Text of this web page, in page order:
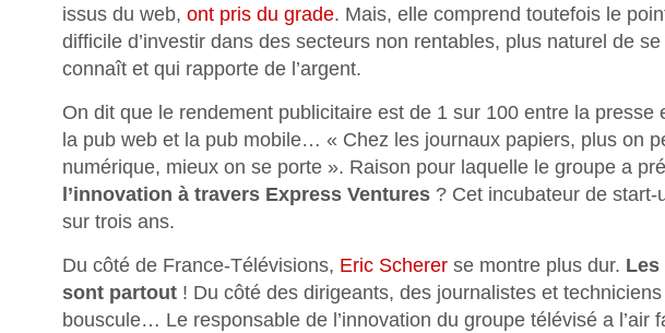
issus du web, ont pris du grade. Mais, elle comprend toutefois le
difficile d’investir dans des secteurs non rentables, plus naturel de
connaît et qui rapporte de l’argent.
On dit que le rendement publicitaire est de 1 sur 100 entre la presse
la pub web et la pub mobile… « Chez les journaux papiers, plus on
numérique, mieux on se porte ». Raison pour laquelle le groupe a
l’innovation à travers Express Ventures ? Cet incubateur de
sur trois ans.
Du côté de France-Télévisions, Eric Scherer se montre plus dur. Les
sont partout ! Du côté des dirigeants, des journalistes et
bouscule… Le responsable de l’innovation du groupe télévisé a l’air